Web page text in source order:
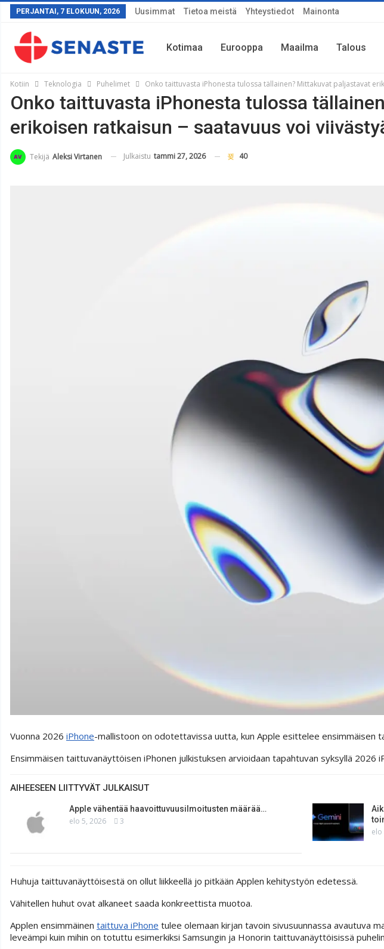
PERJANTAI, 7 ELOKUUN, 2026 Uusimmat Tietoa meistä Yhteystiedot Mainonta
Kotimaa Eurooppa Maailma Talous
Sää
Kotiin Teknologia Puhelimet Onko taittuvasta iPhonesta tulossa tällainen? Mittakuvat paljastavat
Onko taittuvasta iPhonesta tulossa
erikoisen ratkaisun – saatavuus voi
Tekijä Aleksi Virtanen Julkaistu tammi 27, 2026 40
Vuonna 2026 iPhone-mallistoon on odotettavissa uutta, kun Apple esittelee ensimmäisen
Ensimmäisen taittuvanäyttöisen iPhonen julkistuksen arvioidaan tapahtuvan syksyllä 2026
AIHEESEEN LIITTYVÄT JULKAISUT
Apple vähentää haavoittuvuusilmoitusten määrää…
elo 5, 2026 3
elo
Huhuja taittuvanäyttöisestä on ollut liikkeellä jo pitkään Applen kehitystyön edetessä.
Vähitellen huhut ovat alkaneet saada konkreettista muotoa.
Applen ensimmäinen taittuva iPhone tulee olemaan kirjan tavoin sivusuunnassa avautuva
leveämpi kuin mihin on totuttu esimerkiksi Samsungin ja Honorin taittuvanäyttöisissä